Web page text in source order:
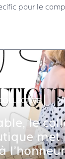
pour le
le
met